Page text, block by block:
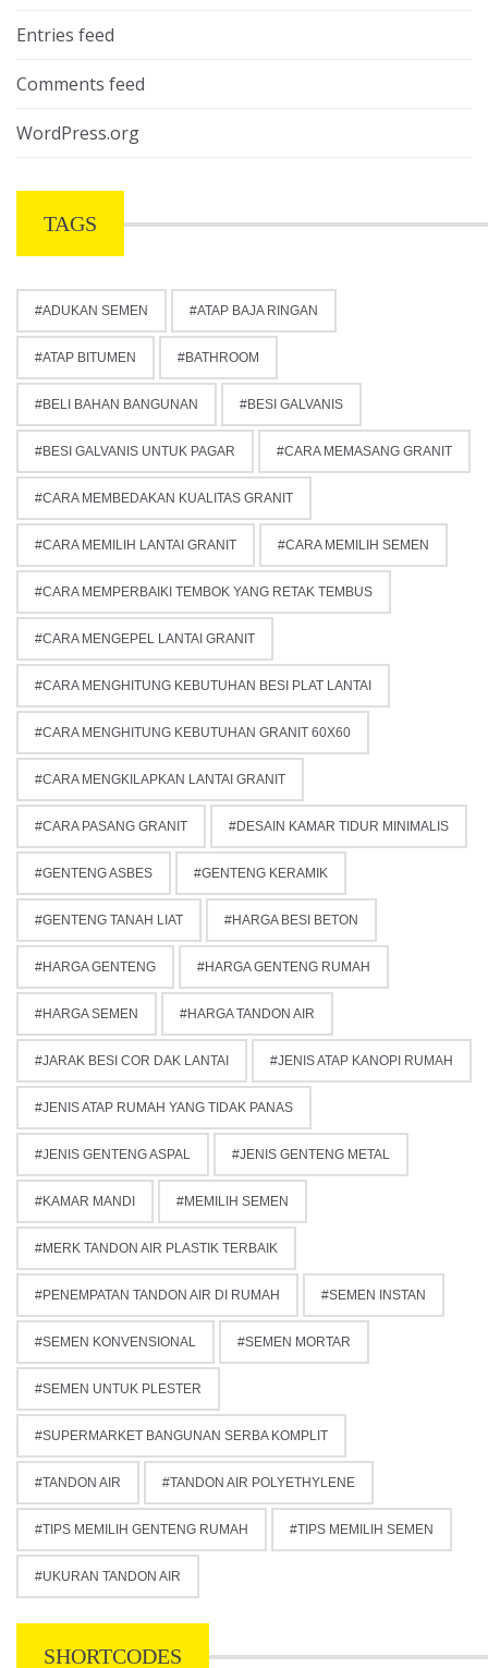
Entries feed
Comments feed
WordPress.org
TAGS
ADUKAN SEMEN ATAP BAJA RINGAN
ATAP BITUMEN BATHROOM
BELI BAHAN BANGUNAN BESI GALVANIS
BESI GALVANIS UNTUK PAGAR CARA MEMASANG GRANIT
CARA MEMBEDAKAN KUALITAS GRANIT
CARA MEMILIH LANTAI GRANIT CARA MEMILIH SEMEN
CARA MEMPERBAIKI TEMBOK YANG RETAK TEMBUS
CARA MENGEPEL LANTAI GRANIT
CARA MENGHITUNG KEBUTUHAN BESI PLAT LANTAI
CARA MENGHITUNG KEBUTUHAN GRANIT 60X60
CARA MENGKILAPKAN LANTAI GRANIT
CARA PASANG GRANIT DESAIN KAMAR TIDUR MINIMALIS
GENTENG ASBES GENTENG KERAMIK
GENTENG TANAH LIAT HARGA BESI BETON
HARGA GENTENG HARGA GENTENG RUMAH
HARGA SEMEN HARGA TANDON AIR
JARAK BESI COR DAK LANTAI JENIS ATAP KANOPI RUMAH
JENIS ATAP RUMAH YANG TIDAK PANAS
JENIS GENTENG ASPAL JENIS GENTENG METAL
KAMAR MANDI MEMILIH SEMEN
MERK TANDON AIR PLASTIK TERBAIK
PENEMPATAN TANDON AIR DI RUMAH SEMEN INSTAN
SEMEN KONVENSIONAL SEMEN MORTAR
SEMEN UNTUK PLESTER
SUPERMARKET BANGUNAN SERBA KOMPLIT
TANDON AIR TANDON AIR POLYETHYLENE
TIPS MEMILIH GENTENG RUMAH TIPS MEMILIH SEMEN
UKURAN TANDON AIR
SHORTCODES